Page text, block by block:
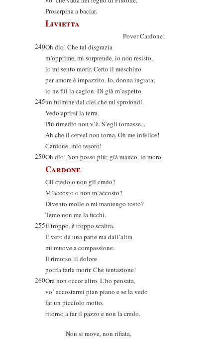
Proserpina a baciar.
Livietta
Pover Cardone!
240Oh dio! Che tal disgrazia
m’opprime, mi sorprende, io non resisto,
io mi sento morir. Certo il meschino
per amore è impazzito. Io, donna ingrata,
io ne fui la cagion. Di già m’aspetto
245un fulmine dal ciel che mi sprofondi.
Vedo aprirsi la terra.
Più rimedio non v’è. S’egli tornasse...
Ah che il cervel non torna. Oh me infelice!
Cardone, mio tesoro!
250Oh dio! Non posso più; già manco, io moro.
Cardone
Gli credo o non gli credo?
M’accosto o non m’accosto?
Divento molle o mi mantengo tosto?
Temo non me la ficchi.
255È troppo, è troppo scaltra.
È vero da una parte ma dall’altra
mi muove a compassione.
Il rimorso, il dolore
potria farla morir. Che tentazione!
260Ora non occor altro. L’ho pensata,
vo’ accostarmi pian piano e se la vedo
far un picciolo motto,
ritorno a far il pazzo e non la credo.
Non si move, non rifiata,